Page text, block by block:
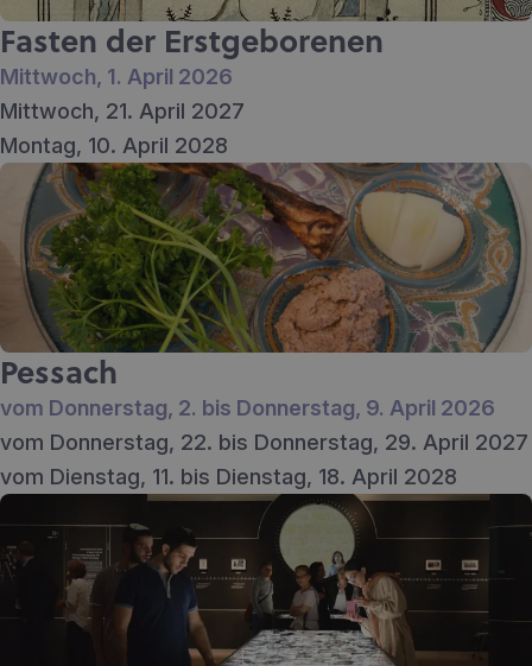
Fasten der Erstgeborenen
Mittwoch, 1. April 2026
Mittwoch, 21. April 2027
Montag, 10. April 2028
Pessach
vom Donnerstag, 2. bis Donnerstag, 9. April 2026
vom Donnerstag, 22. bis Donnerstag, 29. April 2027
vom Dienstag, 11. bis Dienstag, 18. April 2028